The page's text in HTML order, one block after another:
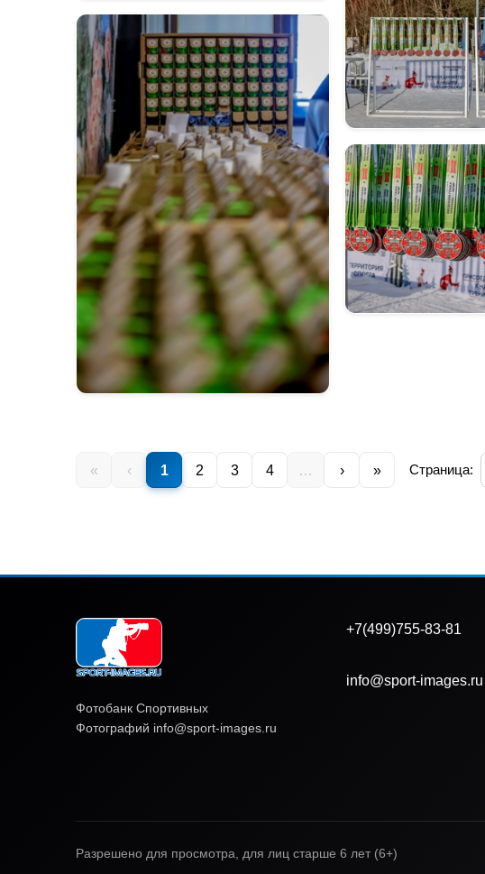
« ‹ 1 2 3 4 … › » Страница:
Фотобанк Спортивных
Фотографий info@sport-images.ru
+7(499)755-83-81
info@sport-images.ru
Разрешено для просмотра, для лиц старше 6 лет (6+)